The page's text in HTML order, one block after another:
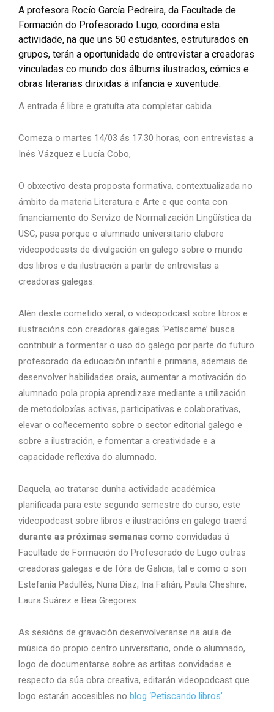
A profesora Rocío García Pedreira, da Facultade de
Formación do Profesorado Lugo, coordina esta
actividade, na que uns 50 estudantes, estruturados en
grupos, terán a oportunidade de entrevistar a creadoras
vinculadas co mundo dos álbums ilustrados, cómics e
obras literarias dirixidas á infancia e xuventude.
A entrada é libre e gratuíta ata completar cabida.
Comeza o martes 14/03 ás 17.30 horas, con entrevistas a
Inés Vázquez e Lucía Cobo,
O obxectivo desta proposta formativa, contextualizada no
ámbito da materia Literatura e Arte e que conta con
financiamento do Servizo de Normalización Lingüística da
USC, pasa porque o alumnado universitario elabore
videopodcasts de divulgación en galego sobre o mundo
dos libros e da ilustración a partir de entrevistas a
creadoras galegas.
Alén deste cometido xeral, o videopodcast sobre libros e
ilustracións con creadoras galegas ‘Petíscame’ busca
contribuír a formentar o uso do galego por parte do futuro
profesorado da educación infantil e primaria, ademais de
desenvolver habilidades orais, aumentar a motivación do
alumnado pola propia aprendizaxe mediante a utilización
de metodoloxías activas, participativas e colaborativas,
elevar o coñecemento sobre o sector editorial galego e
sobre a ilustración, e fomentar a creatividade e a
capacidade reflexiva do alumnado.
Daquela, ao tratarse dunha actividade académica
planificada para este segundo semestre do curso, este
videopodcast sobre libros e ilustracións en galego traerá
durante as próximas semanas como convidadas á
Facultade de Formación do Profesorado de Lugo outras
creadoras galegas e de fóra de Galicia, tal e como o son
Estefanía Padullés, Nuria Díaz, Iria Fafián, Paula Cheshire,
Laura Suárez e Bea Gregores.
As sesións de gravación desenvolveranse na aula de
música do propio centro universitario, onde o alumnado,
logo de documentarse sobre as artitas convidadas e
respecto da súa obra creativa, editarán videopodcast que
logo estarán accesibles no blog ‘Petiscando libros’ .